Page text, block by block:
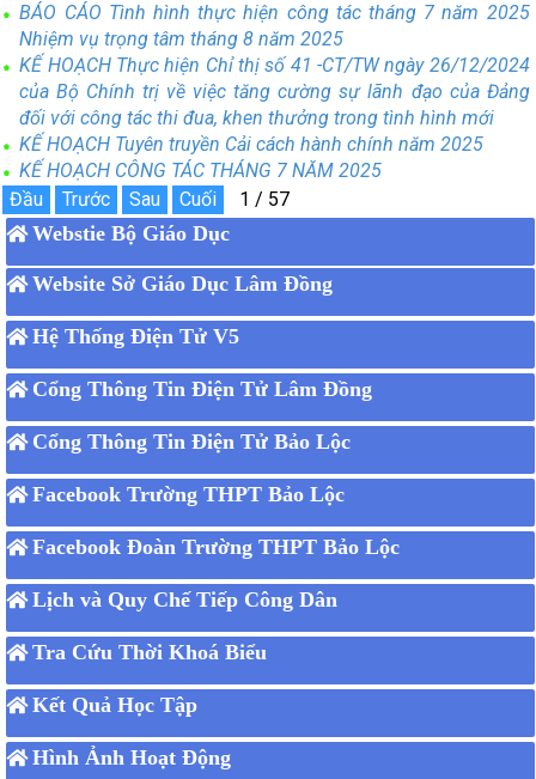
BÁO CÁO Tình hình thực hiện công tác tháng 7 năm 2025
Nhiệm vụ trọng tâm tháng 8 năm 2025
KẾ HOẠCH Thực hiện Chỉ thị số 41 -CT/TW ngày 26/12/2024
của Bộ Chính trị về việc tăng cường sự lãnh đạo của Đảng
đối với công tác thi đua, khen thưởng trong tình hình mới
KẾ HOẠCH Tuyên truyền Cải cách hành chính năm 2025
KẾ HOẠCH CÔNG TÁC THÁNG 7 NĂM 2025
Webstie Bộ Giáo Dục
Website Sở Giáo Dục Lâm Đồng
Hệ Thống Điện Tử V5
Cổng Thông Tin Điện Tử Lâm Đồng
Cổng Thông Tin Điện Tử Bảo Lộc
Facebook Trường THPT Bảo Lộc
Facebook Đoàn Trường THPT Bảo Lộc
Lịch và Quy Chế Tiếp Công Dân
Tra Cứu Thời Khoá Biểu
Kết Quả Học Tập
Hình Ảnh Hoạt Động